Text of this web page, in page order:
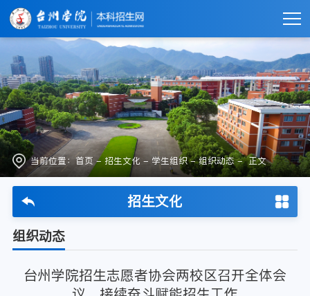
当前位置：首页 - 招生文化 - 学生组织-组织动态- 正文
招生文化
组织动态
台州学院招生志愿者协会两校区召开全体会